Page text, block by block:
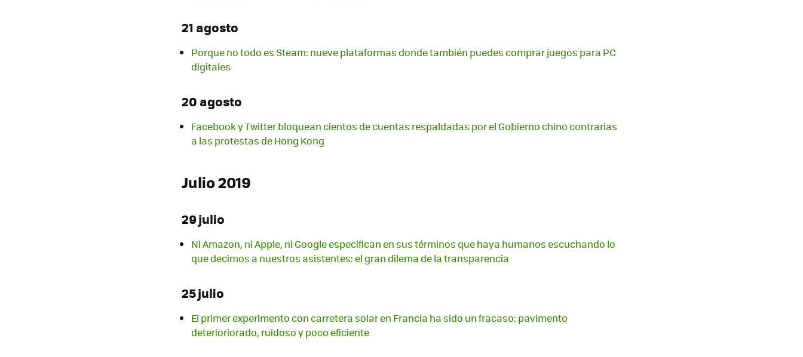
21 agosto
Porque no todo es Steam: nueve plataformas donde también puedes comprar juegos para PC
digitales
20 agosto
Facebook y Twitter bloquean cientos de cuentas respaldadas por el Gobierno chino contrarias
a las protestas de Hong Kong
Julio 2019
29 julio
Ni Amazon, ni Apple, ni Google especifican en sus términos que haya humanos escuchando lo
que decimos a nuestros asistentes: el gran dilema de la transparencia
25 julio
El primer experimento con carretera solar en Francia ha sido un fracaso: pavimento
deterioriorado, ruidoso y poco eficiente